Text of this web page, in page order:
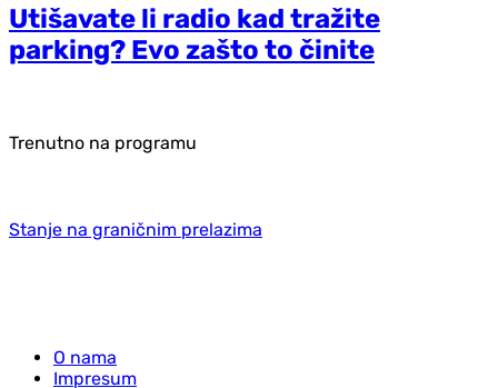
Utišavate li radio kad tražite
parking? Evo zašto to činite
Trenutno na programu
Stanje na graničnim prelazima
O nama
Impresum